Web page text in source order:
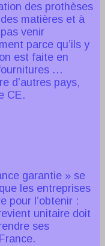
des prothèses
matières et à
venir
parce qu’ils y
est faite en
…
d’autres pays,
CE.
garantie » se
les entreprises
pour l’obtenir :
unitaire doit
ses